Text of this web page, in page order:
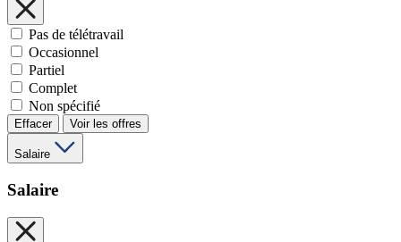
Pas de télétravail
Occasionnel
Partiel
Complet
Non spécifié
Effacer Voir les offres
Salaire
Salaire